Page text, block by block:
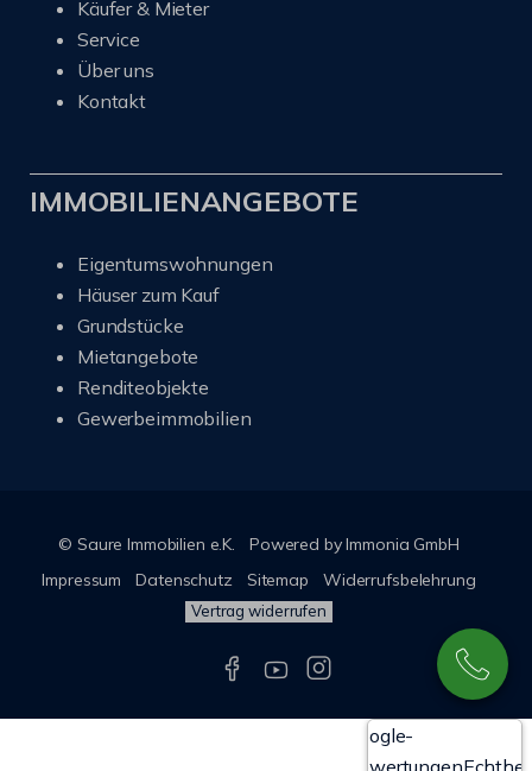
Käufer & Mieter
Service
Über uns
Kontakt
IMMOBILIENANGEBOTE
Eigentumswohnungen
Häuser zum Kauf
Grundstücke
Mietangebote
Renditeobjekte
Gewerbeimmobilien
© Saure Immobilien e.K.
Powered by Immonia GmbH
Impressum
Datenschutz Sitemap Widerrufsbelehrung
Vertrag widerrufen
Google-
Bewertungen